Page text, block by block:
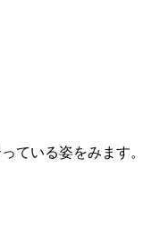
ている姿をみます